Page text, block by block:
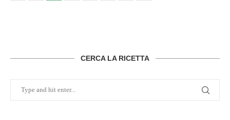
CERCA LA RICETTA